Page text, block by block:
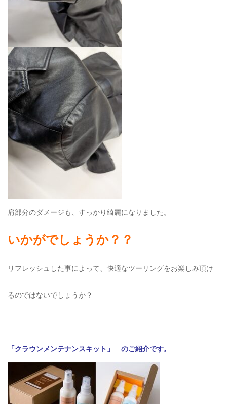
肩部分のダメージも、すっかり綺麗になりました。
いかがでしょうか？？
リフレッシュした事によって、快適なツーリングをお楽しみ頂け
るのではないでしょうか？
「クラウンメンテナンスキット」 のご紹介です。